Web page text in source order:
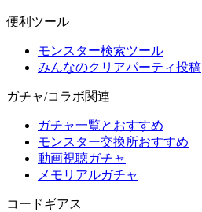
便利ツール
モンスター検索ツール
みんなのクリアパーティ投稿
ガチャ/コラボ関連
ガチャ一覧とおすすめ
モンスター交換所おすすめ
動画視聴ガチャ
メモリアルガチャ
コードギアス